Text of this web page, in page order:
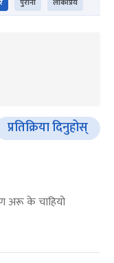
पुराना लोकप्रिय
प्रतिक्रिया दिनुहोस्
अरू के चाहियो